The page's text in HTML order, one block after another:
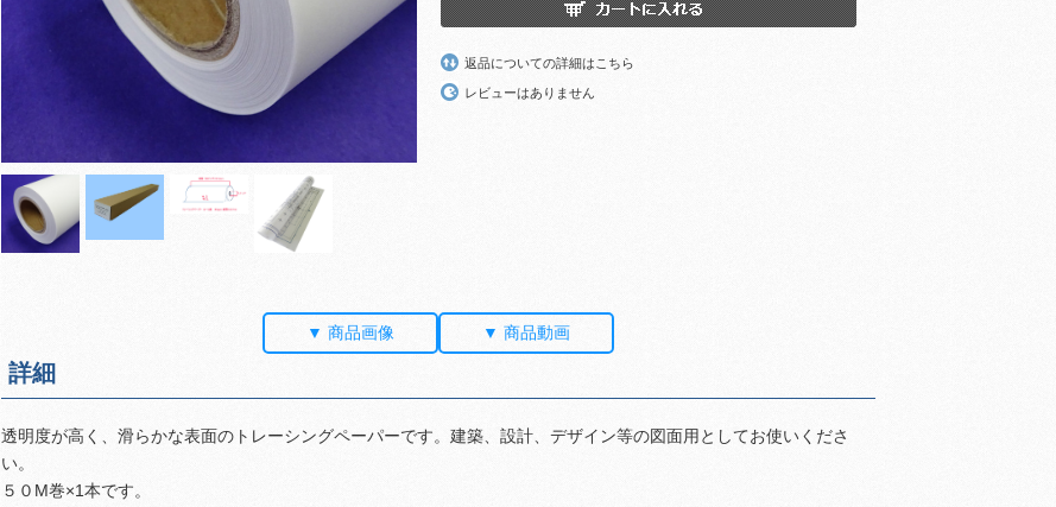
返品についての詳細はこちら
レビューはありません
▼ 商品画像 ▼ 商品動画
詳細
透明度が高く、滑らかな表面のトレーシングペーパーです。建築、設計、デザイン等の図面用としてお使いくださ
い。
５０M巻×1本です。